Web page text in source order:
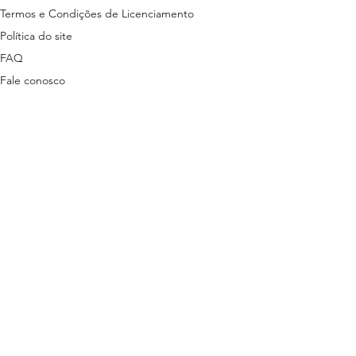
Termos e Condições de Licenciamento
Política do site
FAQ
Fale conosco